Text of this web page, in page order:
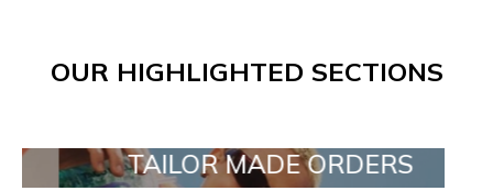
OUR HIGHLIGHTED SECTIONS
TAILOR MADE ORDERS